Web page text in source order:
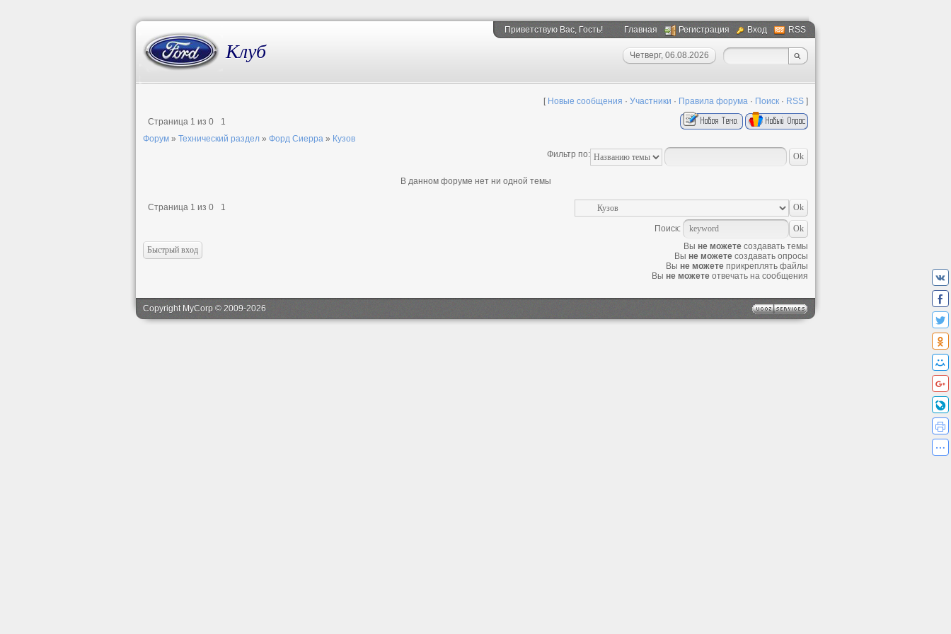
Приветствую Вас, Гость! Главная Регистрация Вход RSS
Клуб Четверг, 06.08.2026
[ Новые сообщения · Участники · Правила форума · Поиск · RSS ]
Страница 1 из 0
1
Форум » Технический раздел » Форд Сиерра » Кузов
Фильтр по:
В данном форуме нет ни одной темы
Страница 1 из 0 1
Поиск:
Вы не можете создавать темы
Вы не можете создавать опросы
Вы не можете прикреплять файлы
Вы не можете отвечать на сообщения
Copyright MyCorp © 2009-2026